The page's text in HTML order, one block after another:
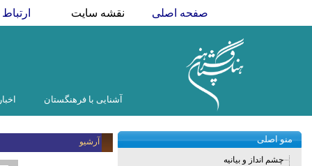
صفحه اصلی نقشه سایت
آشنایی با فرهنگستان
آرشیو منو اصلی
چشم انداز و بیانیه